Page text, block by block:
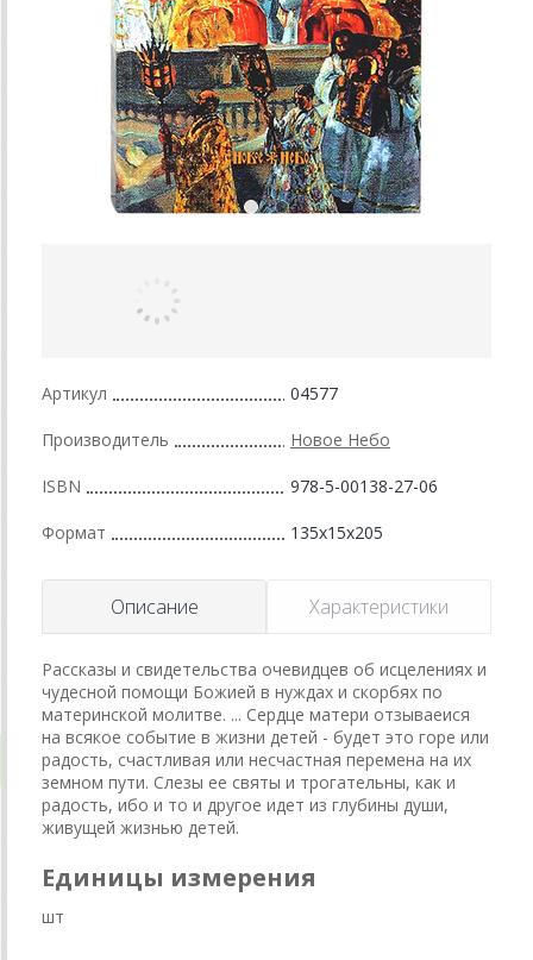
Артикул 04577
Производитель Новое Небо
ISBN 978-5-00138-27-06
Формат 135x15x205
Описание Характеристики
Рассказы и свидетельства очевидцев об исцелениях и
чудесной помощи Божией в нуждах и скорбях по
материнской молитве. ... Сердце матери отзываеися
на всякое событие в жизни детей - будет это горе или
радость, счастливая или несчастная перемена на их
земном пути. Слезы ее святы и трогательны, как и
радость, ибо и то и другое идет из глубины души,
живущей жизнью детей.
Единицы измерения
шт